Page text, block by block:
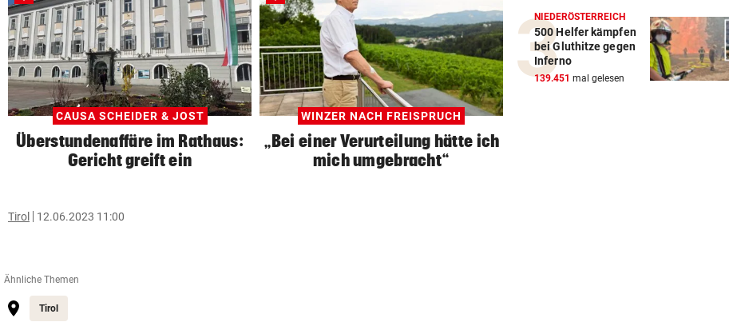
CAUSA SCHEIDER & JOST
Überstundenaffäre im Rathaus:
Gericht greift ein
WINZER NACH FREISPRUCH
„Bei einer Verurteilung hätte ich
mich umgebracht“
Tirol 12.06.2023 11:00
Ähnliche Themen
Tirol
NIEDERÖSTERREICH
500 Helfer kämpfen
bei Gluthitze gegen
Inferno
139.451 mal gelesen